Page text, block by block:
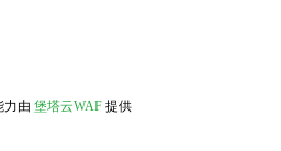
力由 堡塔云WAF 提供